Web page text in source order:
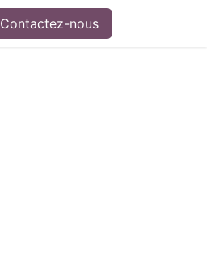
Contactez-nous